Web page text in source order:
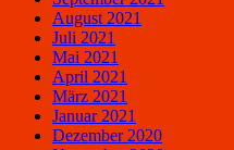
August 2021
Juli 2021
Mai 2021
April 2021
März 2021
Januar 2021
Dezember 2020